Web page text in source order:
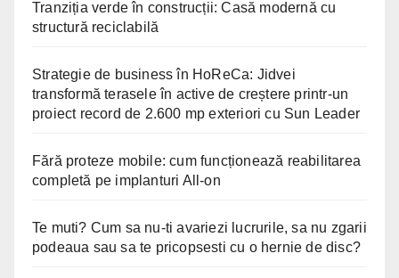
Tranziția verde în construcții: Casă modernă cu
structură reciclabilă
Strategie de business în HoReCa: Jidvei
transformă terasele în active de creștere printr-un
proiect record de 2.600 mp exteriori cu Sun Leader
Fără proteze mobile: cum funcționează reabilitarea
completă pe implanturi All-on
Te muti? Cum sa nu-ti avariezi lucrurile, sa nu zgarii
podeaua sau sa te pricopsesti cu o hernie de disc?